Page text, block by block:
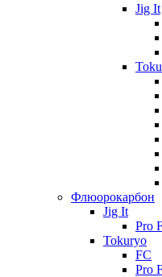
Jig It
Флюорокарбон
Jig It
Pro
Tokuryo
FC
Pro